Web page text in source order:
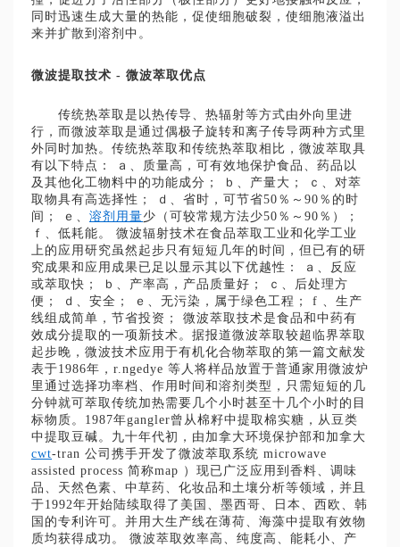
同时迅速生成大量的热能，促使细胞破裂，使细胞液溢出
来并扩散到溶剂中。
微波提取技术 - 微波萃取优点
传统热萃取是以热传导、热辐射等方式由外向里进
行，而微波萃取是通过偶极子旋转和离子传导两种方式里
外同时加热。传统热萃取和传统热萃取相比，微波萃取具
有以下特点： ａ、质量高，可有效地保护食品、药品以
及其他化工物料中的功能成分； ｂ、产量大； ｃ、对萃
取物具有高选择性； ｄ、省时，可节省50％～90％的时
间； ｅ、 溶剂用量少（可较常规方法少50％～90％）；
ｆ、低耗能。 微波辐射技术在食品萃取工业和化学工业
上的应用研究虽然起步只有短短几年的时间，但已有的研
究成果和应用成果已足以显示其以下优越性： ａ、反应
或萃取快； ｂ、产率高，产品质量好； ｃ、后处理方
便； ｄ、安全； ｅ、无污染，属于绿色工程； f 、生产
线组成简单，节省投资； 微波萃取技术是食品和中药有
效成分提取的一项新技术。据报道微波萃取较超临界萃取
起步晚，微波技术应用于有机化合物萃取的第一篇文献发
表于1986年，r.ngedye 等人将样品放置于普通家用微波炉
里通过选择功率档、作用时间和溶剂类型，只需短短的几
分钟就可萃取传统加热需要几个小时甚至十几个小时的目
标物质。1987年gangler曾从棉籽中提取棉实糖，从豆类
中提取豆碱。九十年代初，由加拿大环境保护部和加拿大
cwt-tran 公司携手开发了微波萃取系统 microwave
assisted process 简称map ）现已广泛应用到香料、调味
品、天然色素、中草药、化妆品和土壤分析等领域，并且
于1992年开始陆续取得了美国、墨西哥、日本、西欧、韩
国的专利许可。并用大生产线在薄荷、海藻中提取有效物
质均获得成功。 微波萃取效率高、纯度高、能耗小、产